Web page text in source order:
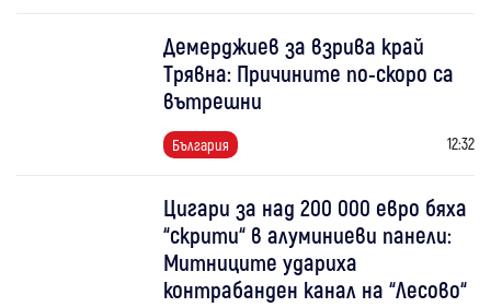
Демерджиев за взрива край
Трявна: Причините по-скоро са
вътрешни
България 12:32
Цигари за над 200 000 евро бяха
“скрити“ в алуминиеви панели:
Митниците удариха
контрабанден канал на “Лесово“